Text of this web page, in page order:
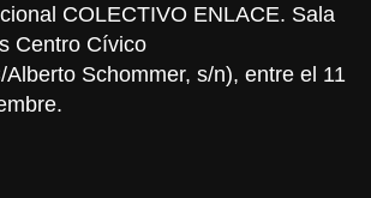
COLECTIVO ENLACE. Sala
Centro Cívico
Schommer, s/n), entre el 11